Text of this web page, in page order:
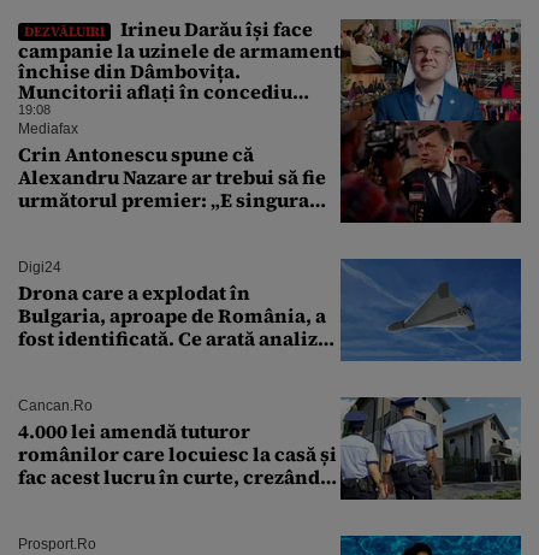
DEZVĂLUIRI
Irineu Darău își face
campanie la uzinele de armament
închise din Dâmbovița.
Muncitorii aflați în concediu
forțat din cauza lipsei comenzilor
au fost chemați de acasă pentru a
da mâna cu Ministrul Economiei
19:08
Mediafax
Crin Antonescu spune că
Alexandru Nazare ar trebui să fie
următorul premier: „E singura
Digi24
Drona care a explodat în
Bulgaria, aproape de România, a
fost identificată. Ce arată analiza
Cancan.ro
4.000 lei amendă tuturor
românilor care locuiesc la casă și
fac acest lucru în curte, crezând
Prosport.ro